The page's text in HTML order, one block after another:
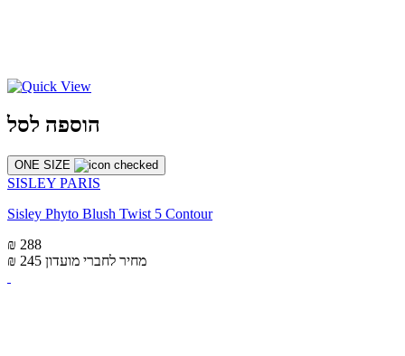
הוספה לסל
ONE SIZE
SISLEY PARIS
Sisley Phyto Blush Twist 5 Contour
₪ 288
₪ 245 מחיר לחברי מועדון